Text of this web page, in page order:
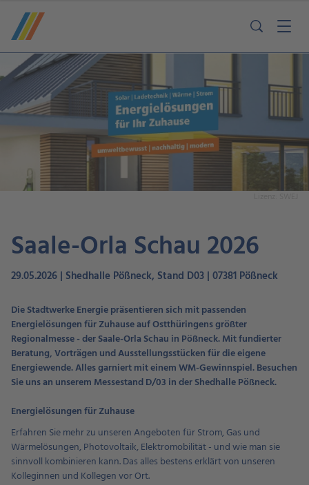
Saale-Orla Schau 2026
29.05.2026 | Shedhalle Pößneck, Stand D03 | 07381 Pößneck
Die Stadtwerke Energie präsentieren sich mit passenden
Energielösungen für Zuhause auf Ostthüringens größter
Regionalmesse - der Saale-Orla Schau in Pößneck. Mit fundierter
Beratung, Vorträgen und Ausstellungsstücken für die eigene
Energiewende. Alles garniert mit einem WM-Gewinnspiel. Besuchen
Sie uns an unserem Messestand D/03 in der Shedhalle Pößneck.
Energielösungen für Zuhause
Erfahren Sie mehr zu unseren Angeboten für Strom, Gas und
Wärmelösungen, Photovoltaik, Elektromobilität - und wie man sie
sinnvoll kombinieren kann. Das alles bestens erklärt von unseren
Kolleginnen und Kollegen vor Ort.